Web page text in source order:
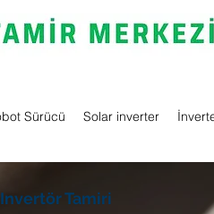
Sürücü Solar inverter
Tamiri